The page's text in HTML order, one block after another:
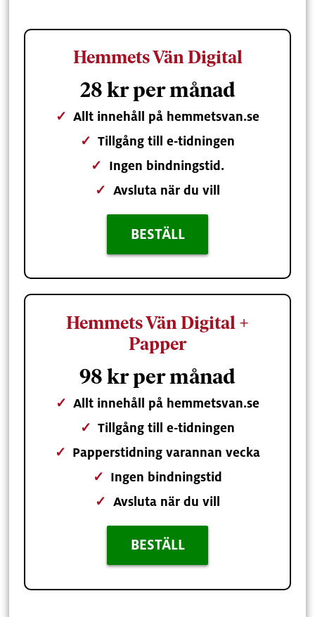
Hemmets Vän Digital
28 kr per månad
✓ Allt innehåll på hemmetsvan.se
✓ Tillgång till e-tidningen
✓ Ingen bindningstid.
✓ Avsluta när du vill
BESTÄLL
Hemmets Vän Digital +
Papper
98 kr per månad
✓ Allt innehåll på hemmetsvan.se
✓ Tillgång till e-tidningen
✓ Papperstidning varannan vecka
✓ Ingen bindningstid
✓ Avsluta när du vill
BESTÄLL